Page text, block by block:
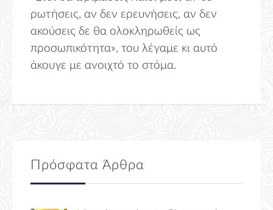
ρωτήσεις, αν δεν ερευνήσεις, αν δεν
ακούσεις δε θα ολοκληρωθείς ως
προσωπικότητα», του λέγαμε κι αυτό
άκουγε με ανοιχτό το στόμα.
Πρόσφατα Άρθρα